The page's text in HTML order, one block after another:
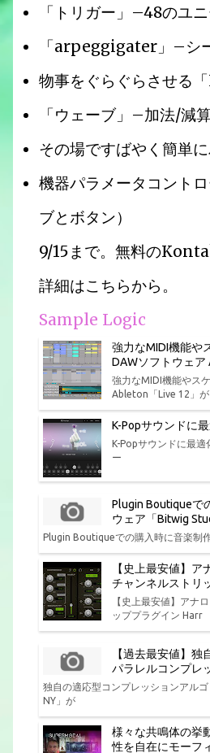
「トリガー」–48のユ
「arpeggigater」–シ
物事をぐらぐらさせる
「ウェーブ」–加法/減
その場ですばやく簡単
機器パラメータコント
ブとボタン）
9/15まで。無料の
詳細はこちらから。
Sample Logic
強力なMIDI機能や
DAWソフトウェア
強力なMIDI機能やス
Ableton「Live 12」が
K-Popサウンドに
K-Popサウンドに最
ー
Plugin Boutiqueで
ウェア「Bitwig
Plugin Boutiqueでの購入時に音楽制
【史上最安値】
チャンネルストリ
【史上最安値】アナ
ッププラグイン Harr
【過去最安値】
パラレルコンプレ
独自の適応型コンプレッションアル
NY」が
様々な共鳴体の挙
性を自在にモーフ